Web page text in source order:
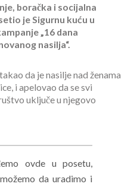
boračka i socijalna
je Sigurnu kuću u
„16 dana
nasilja“.
da je nasilje nad ženama
i apelovao da se svi
uključe u njegovo
ovde u posetu,
da uradimo i